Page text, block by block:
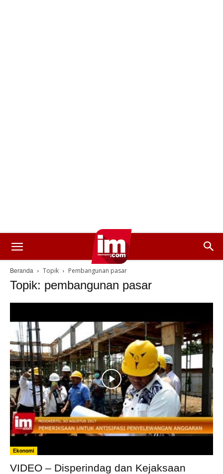
Beranda Topik Pembangunan pasar
Topik: pembangunan pasar
Ekonomi
VIDEO – Disperindag dan Kejaksaan